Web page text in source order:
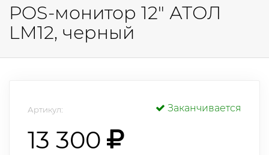
POS-монитор 12" АТОЛ
LM12, черный
Артикул: Заканчивается
13 300